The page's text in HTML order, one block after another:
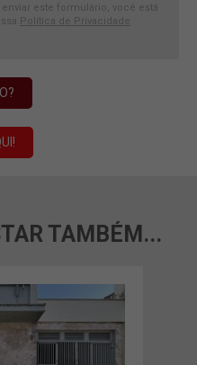
este formulário, você está
Política de Privacidade
TAMBÉM...